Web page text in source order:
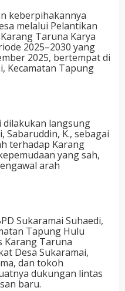
keberpihakannya
melalui Pelantikan
Taruna Karya
2025–2030 yang
2025, bertempat di
Kecamatan Tapung
langsung
Sabaruddin, K., sebagai
terhadap Karang
yang sah,
arah
Sukaramai Suhaedi,
Tapung Hulu
Karang Taruna
Desa Sukaramai,
dan tokoh
dukungan lintas
baru.